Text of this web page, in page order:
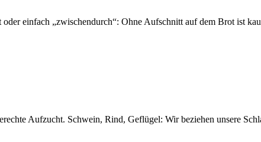
einfach „zwischendurch“: Ohne Aufschnitt auf dem Brot ist
Aufzucht. Schwein, Rind, Geflügel: Wir beziehen unsere